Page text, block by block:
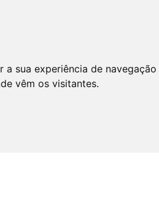
sua experiência de
vêm os visitantes.